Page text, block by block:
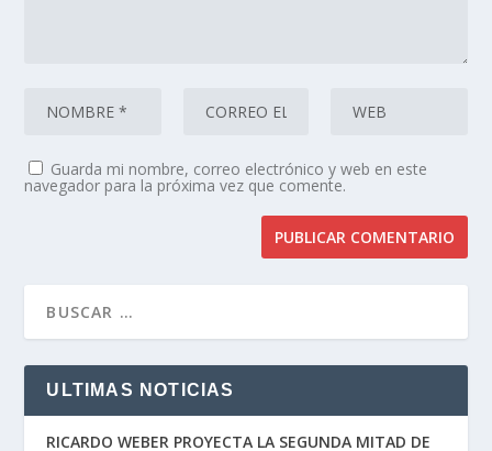
Guarda mi nombre, correo electrónico y web en este
navegador para la próxima vez que comente.
ULTIMAS NOTICIAS
RICARDO WEBER PROYECTA LA SEGUNDA MITAD DE